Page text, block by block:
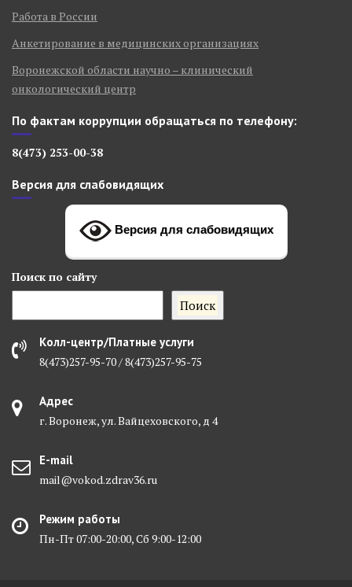
Работа в России
Анкетирование в медицинских организациях
Воронежской области научно – клинический
онкологический центр
По фактам коррупции обращаться по телефону:
8(473) 253-00-38
Версия для слабовидящих
Версия для слабовидящих
Поиск по сайту
Поиск
Колл-центр/Платные услуги
8(473)257-95-70 / 8(473)257-95-75
Адрес
г. Воронеж, ул. Вайцеховского, д 4
E-mail
mail@vokod.zdrav36.ru
Режим работы
Пн-Пт 07:00-20:00, Сб 9:00-12:00